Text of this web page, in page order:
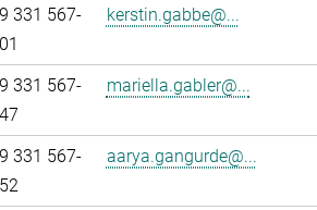
331 567-
kerstin.gabbe@...
331 567-
mariella.gabler@...
331 567-
aarya.gangurde@...